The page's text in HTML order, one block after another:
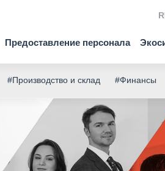
Предоставление персонала
#Производство и склад #Финансы